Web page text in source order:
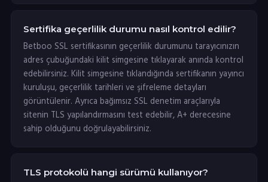
Sertifika geçerlilik durumu nasıl kontrol edilir?
Betboo SSL sertifikasının geçerlilik durumunu tarayıcınızın
adres çubuğundaki kilit simgesine tıklayarak anında kontrol
edebilirsiniz. Kilit simgesine tıklandığında sertifikanın yayıncı
kuruluşu, geçerlilik tarihleri ve şifreleme detayları
görüntülenir. Ayrıca bağımsız SSL denetim araçlarıyla
sitenin TLS yapılandırmasını test edebilir, A+ derecesine
sahip olduğunu doğrulayabilirsiniz.
TLS protokolü hangi sürümü kullanıyor?